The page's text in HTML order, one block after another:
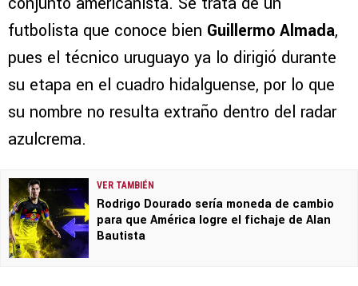
futbolista que conoce bien Guillermo Almada,
pues el técnico uruguayo ya lo dirigió durante
su etapa en el cuadro hidalguense, por lo que
su nombre no resulta extraño dentro del radar
azulcrema.
VER TAMBIÉN
Rodrigo Dourado sería moneda de cambio
para que América logre el fichaje de Alan
Bautista